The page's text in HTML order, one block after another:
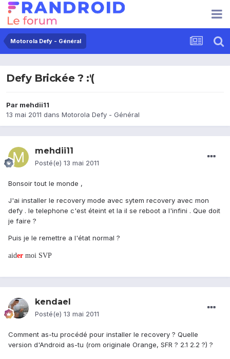
Motorola Defy - Général
Defy Brickée ? :'(
Par mehdii11
13 mai 2011 dans Motorola Defy - Général
mehdii11
Posté(e) 13 mai 2011
Bonsoir tout le monde ,
J'ai installer le recovery mode avec sytem recovery avec mon
defy . le telephone c'est éteint et la il se reboot a l'infini . Que doit
je faire ?
Puis je le remettre a l'état normal ?
aider moi SVP
kendael
Posté(e) 13 mai 2011
Comment as-tu procédé pour installer le recovery ? Quelle
version d'Android as-tu (rom originale Orange, SFR ? 2.1 2.2 ?) ?